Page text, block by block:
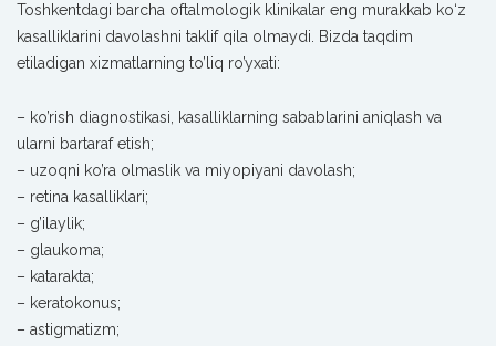
Toshkentdagi barcha oftalmologik klinikalar eng murakkab ko‘z
kasalliklarini davolashni taklif qila olmaydi. Bizda taqdim
etiladigan xizmatlarning to’liq ro’yxati:
– ko’rish diagnostikasi, kasalliklarning sabablarini aniqlash va
ularni bartaraf etish;
– uzoqni ko’ra olmaslik va miyopiyani davolash;
– retina kasalliklari;
– g’ilaylik;
– glaukoma;
– katarakta;
– keratokonus;
– astigmatizm;